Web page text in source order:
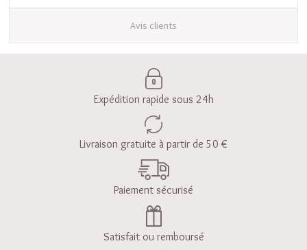
Avis clients
Expédition rapide sous 24h
Livraison gratuite à partir de 50 €
Paiement sécurisé
Satisfait ou remboursé